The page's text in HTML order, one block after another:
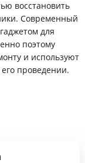
восстановить
Современный
для
поэтому
и используют
проведении.